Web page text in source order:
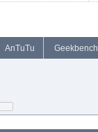
AnTuTu Geekbench